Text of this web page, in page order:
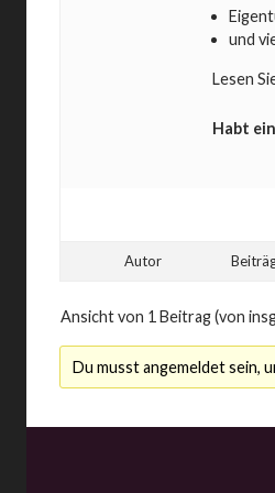
und
Lesen
Habt
Autor
Ansicht von 1 Beitrag (von
Du musst angemeldet sein,